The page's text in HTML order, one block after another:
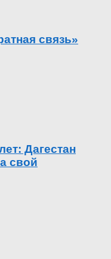
связь»
Дагестан
свой